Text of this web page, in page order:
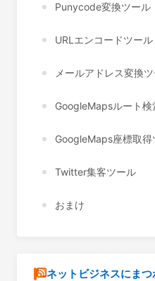
Punycode変換ツール
URLエンコードツール
メールアドレス変換
GoogleMapsルート検
GoogleMaps座標取得
Twitter集客ツール
おまけ
ネットビジネスにま